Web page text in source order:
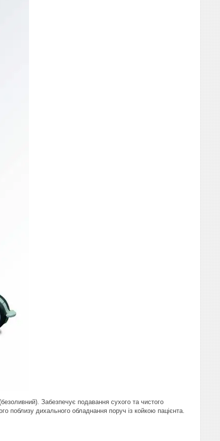
Забезпечує подавання сухого та чистого
поблизу дихального обладнання поруч із койкою пацієнта.